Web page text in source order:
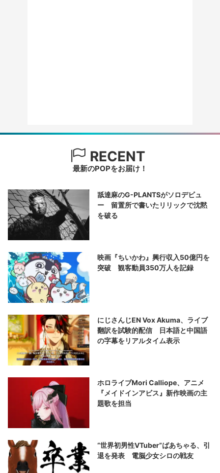
RECENT
最新のPOPをお届け！
舐達麻のG-PLANTSがソロデビュ
ー 留置所で書いたリリックで沈黙
を破る
映画『ちいかわ』興行収入50億円を
突破 観客動員350万人を記録
にじさんじEN Vox Akuma、ライブ
翻訳を試験的配信 日本語と中国語
の字幕をリアルタイム表示
ホロライブMori Calliope、アニメ
『メイドインアビス』新作映画の主
題歌を担当
“世界初男性VTuber”ばあちゃる、引
退を発表 電脳少女シロの戦友